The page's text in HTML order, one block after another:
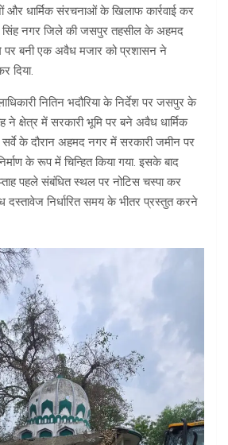
और धार्मिक संरचनाओं के खिलाफ कार्रवाई कर
सिंह नगर जिले की जसपुर तहसील के अहमद
पर बनी एक अवैध मजार को प्रशासन ने
दिया.
नितिन भदौरिया के निर्देश पर जसपुर के
ने क्षेत्र में सरकारी भूमि पर बने अवैध धार्मिक
सर्वे के दौरान अहमद नगर में सरकारी जमीन पर
के रूप में चिन्हित किया गया. इसके बाद
पहले संबंधित स्थल पर नोटिस चस्पा कर
दस्तावेज निर्धारित समय के भीतर प्रस्तुत करने